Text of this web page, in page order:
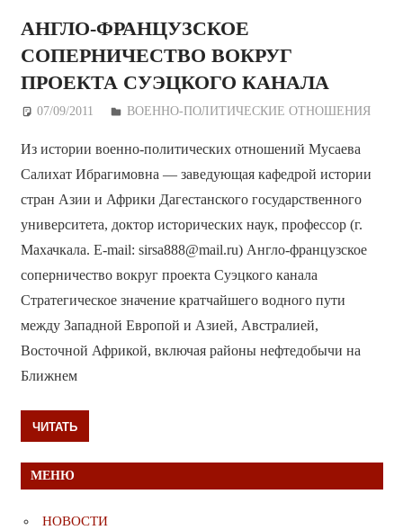
АНГЛО-ФРАНЦУЗСКОЕ
СОПЕРНИЧЕСТВО ВОКРУГ
ПРОЕКТА СУЭЦКОГО КАНАЛА
07/09/2011 Дежурный по Редакции
ВОЕННО-ПОЛИТИЧЕСКИE ОТНОШЕНИЯ
Из истории военно-политических отношений Мусаева
Салихат Ибрагимовна — заведующая кафедрой истории
стран Азии и Африки Дагестанского государственного
университета, доктор исторических наук, профессор (г.
Махачкала. E-mail: sirsa888@mail.ru) Англо-французское
соперничество вокруг проекта Суэцкого канала
Стратегическое значение кратчайшего водного пути
между Западной Европой и Азией, Австралией,
Восточной Африкой, включая районы нефтедобычи на
Ближнем
ЧИТАТЬ
МЕНЮ
НОВОСТИ